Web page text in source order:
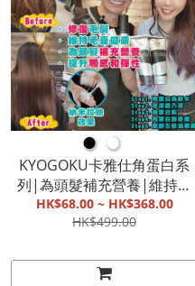
●●
KYOGOKU卡雅仕角蛋白系
列|為頭髮補充營養|維持毛
囊健康|修復毛髮|提升觸感
和彈性【截單, 9月底發貨】
HK$68.00 ~ HK$368.00
HK$499.00